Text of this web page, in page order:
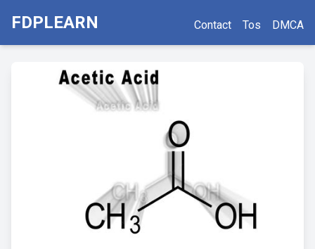
FDPLEARN Contact Tos DMCA